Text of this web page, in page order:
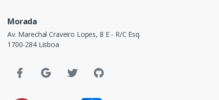
Morada
Av. Marechal Craveiro Lopes, 8 E - R/C Esq.
1700-284 Lisboa